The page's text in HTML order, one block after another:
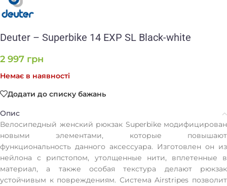
Deuter – Superbike 14 EXP SL Black-white
2 997 грн
Немає в наявності
Додати до списку бажань
Опис
Велосипедный женский рюкзак Superbike модифицирован
новыми элементами, которые повышают
функциональность данного аксессуара. Изготовлен он из
нейлона с рипстопом, утолщенные нити, вплетенные в
материал, а также особая текстура делают рюкзак
устойчивым к повреждениям. Система Airstripes позволит